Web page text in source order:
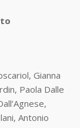
Gianna
Paola Dalle
Antonio